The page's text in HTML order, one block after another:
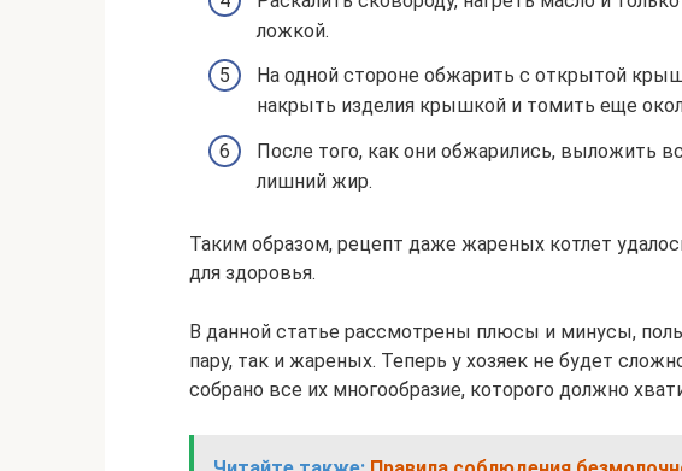
ложкой.
На одной стороне обжарить с открытой
накрыть изделия крышкой и томить еще
После того, как они обжарились, выложить
лишний жир.
Таким образом, рецепт даже жареных котлет
для здоровья.
В данной статье рассмотрены плюсы и минусы,
пару, так и жареных. Теперь у хозяек не будет
собрано все их многообразие, которого должно